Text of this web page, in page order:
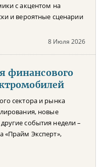
с акцентом на
и вероятные сценарии
8 Июля 2026
финансового
сектора и рынка
новые
события недели –
«Прайм Эксперт»,